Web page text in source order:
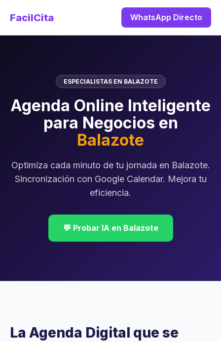
FacilCita WhatsApp Directo
ESPECIALISTAS EN BALAZOTE
Agenda Online Inteligente
para Negocios en
Balazote
Optimiza cada minuto de tu jornada en Balazote.
Sincronización con Google Calendar. Mejora tu
eficiencia.
💬 Probar IA en Balazote
La Agenda Digital que se